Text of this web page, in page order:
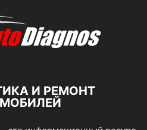
И РЕМОНТ